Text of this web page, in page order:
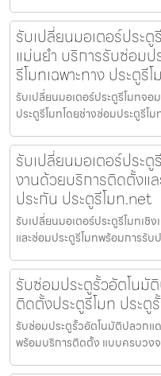
รับเปลี่ยนมอเตอร์ประตู
แม่นยำ บริการรับซ่อมป
รีโมทเฉพาะทาง ประตูรี
รับเปลี่ยนมอเตอร์ประตูรีโมทจ
ประตูรีโมทโดยช่างซ่อมประตูรีโ
รับเปลี่ยนมอเตอร์ประตู
งานด้วยบริการติดตั้งแ
ประกัน ประตูรีโมท.net
รับเปลี่ยนมอเตอร์ประตูรีโมทเชิ
และซ่อมประตูรีโมทพร้อมการรับ
รับซ่อมประตูรั้วอัตโนมั
ติดตั้งประตูรีโมท ประตู
รับซ่อมประตูรั้วอัตโนมัติปลวกแด
พร้อมบริการติดตั้ง แบบครบวง